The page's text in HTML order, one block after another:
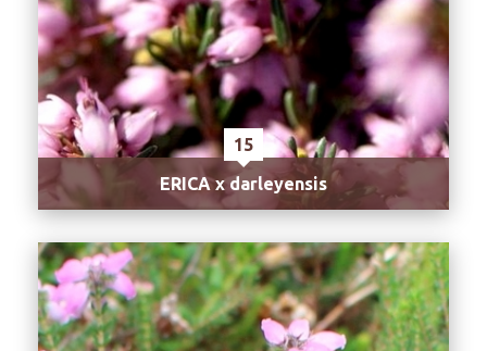
15
ERICA x darleyensis